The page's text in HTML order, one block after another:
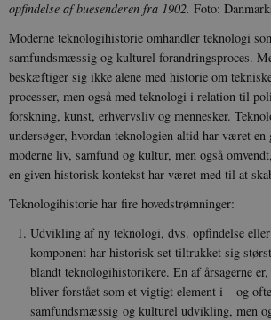
opfindelse af buesenderen fra 1902. Foto:
Moderne teknologihistorie omhandler teknologi
samfundsmæssig og kulturel forandringsproces.
beskæftiger sig ikke alene med historie om
processer, men også med teknologi i relation til
forskning, kunst, erhvervsliv og mennesker.
undersøger, hvordan teknologien altid har været
moderne liv, samfund og kultur, men også
en given historisk kontekst har været med til at
Teknologihistorie har fire hovedstrømninger:
Udvikling af ny teknologi, dvs. opfindelse
komponent har historisk set tiltrukket sig
blandt teknologihistorikere. En af årsagerne
bliver forstået som et vigtigt element i – og
samfundsmæssig og kulturel udvikling, men